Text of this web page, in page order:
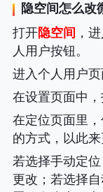
隐空间怎么改
打开隐空间 ，
人用户按钮。
进入个人用户页
在设置页面中，
在定位页面里
的方式，以此来
若选择手动定
更改；若选择